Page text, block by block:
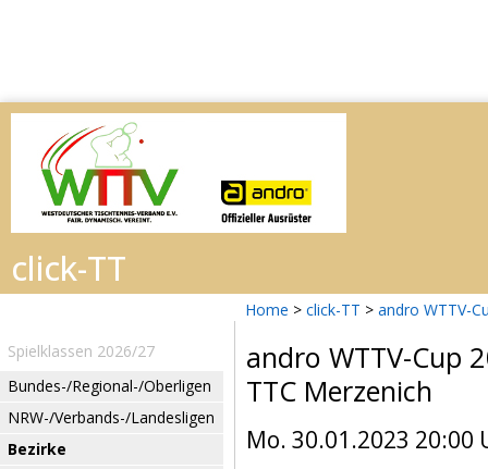
Home > click-TT > andro WTTV-
Spielklassen 2026/27
Bundes-/Regional-/Oberligen
NRW-/Verbands-/Landesligen
Bezirke
andro WTTV-Cup
TTC Merzenich
Mo. 30.01.2023 20:00